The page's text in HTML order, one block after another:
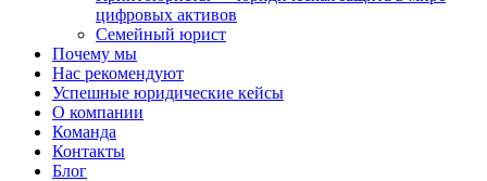
цифровых активов
Семейный юрист
Почему мы
Нас рекомендуют
Успешные юридические кейсы
О компании
Команда
Контакты
Блог